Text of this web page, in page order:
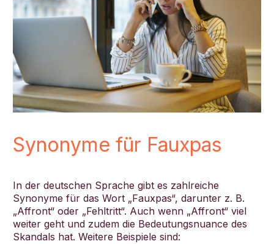
Synonyme für Fauxpas
In der deutschen Sprache gibt es zahlreiche
Synonyme für das Wort „Fauxpas“, darunter z. B.
„Affront“ oder „Fehltritt“. Auch wenn „Affront“ viel
weiter geht und zudem die Bedeutungsnuance des
Skandals hat. Weitere Beispiele sind: